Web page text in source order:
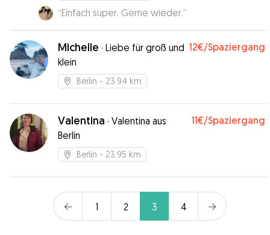
“Einfach super. Gerne wieder.”
Michelle · Liebe für groß und
klein
12€/Spaziergang
Berlin - 23.94 km
Valentina · Valentina aus
Berlin
11€/Spaziergang
Berlin - 23.95 km
1 2 3 4